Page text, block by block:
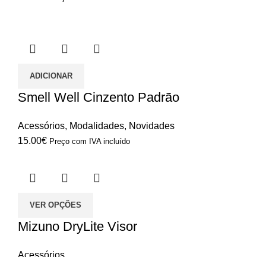
ADICIONAR
Smell Well Cinzento Padrão
Acessórios, Modalidades, Novidades
15.00€ Preço com IVA incluído
VER OPÇÕES
Mizuno DryLite Visor
Acessórios